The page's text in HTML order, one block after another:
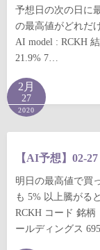
予想日の次の日に
の最高値がどれだ
AI model : RCKH
21.9% 7…
2月
27
2020
【AI予想】02-
明日の最高値で買
も 5% 以上騰がる
RCKH コード 銘
ールディングス